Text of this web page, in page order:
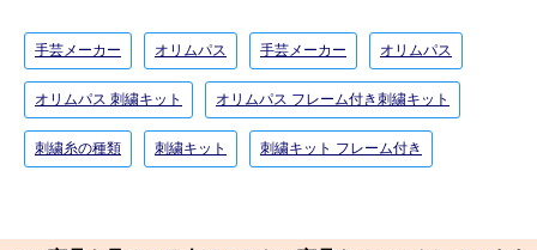
手芸メーカー オリムパス 手芸メーカー オリムパス
オリムパス 刺繍キット オリムパス フレーム付き刺繍キット
刺繍糸の種類 刺繍キット 刺繍キット フレーム付き